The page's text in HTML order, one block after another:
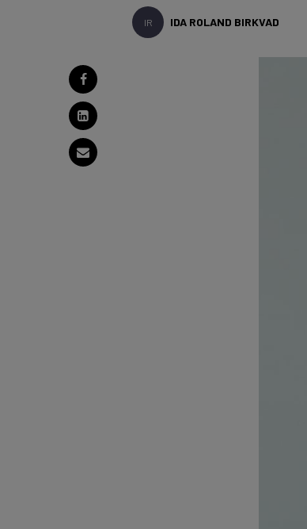
IR IDA ROLAND BIRKVAD